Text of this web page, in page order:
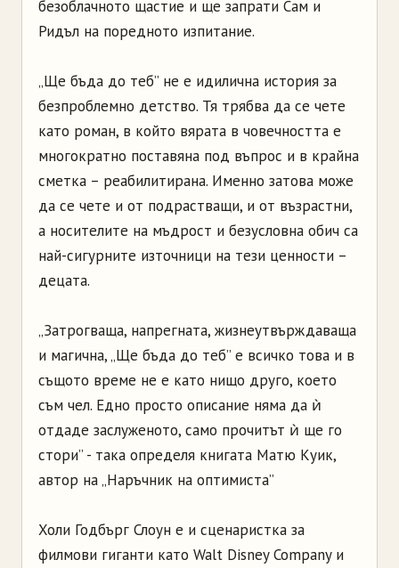
безоблачното щастие и ще запрати Сам и
Ридъл на поредното изпитание.
„Ще бъда до теб” не е идилична история за
безпроблемно детство. Тя трябва да се чете
като роман, в който вярата в човечността е
многократно поставяна под въпрос и в крайна
сметка – реабилитирана. Именно затова може
да се чете и от подрастващи, и от възрастни,
а носителите на мъдрост и безусловна обич са
най-сигурните източници на тези ценности –
децата.
„Затрогваща, напрегната, жизнеутвърждаваща
и магична, „Ще бъда до теб” е всичко това и в
същото време не е като нищо друго, което
съм чел. Едно просто описание няма да ѝ
отдаде заслуженото, само прочитът ѝ ще го
стори” - така определя книгата Матю Куик,
автор на „Наръчник на оптимиста”
Холи Годбърг Слоун е и сценаристка за
филмови гиганти като Walt Disney Company и